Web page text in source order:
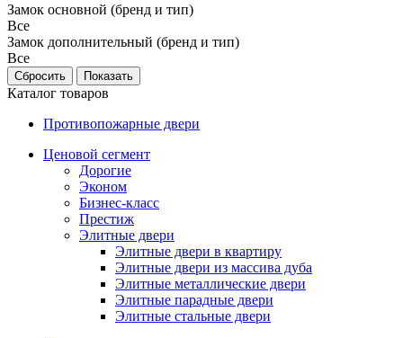
Замок основной (бренд и тип)
Все
Замок дополнительный (бренд и тип)
Все
Каталог товаров
Противопожарные двери
Ценовой сегмент
Дорогие
Эконом
Бизнес-класс
Престиж
Элитные двери
Элитные двери в квартиру
Элитные двери из массива дуба
Элитные металлические двери
Элитные парадные двери
Элитные стальные двери